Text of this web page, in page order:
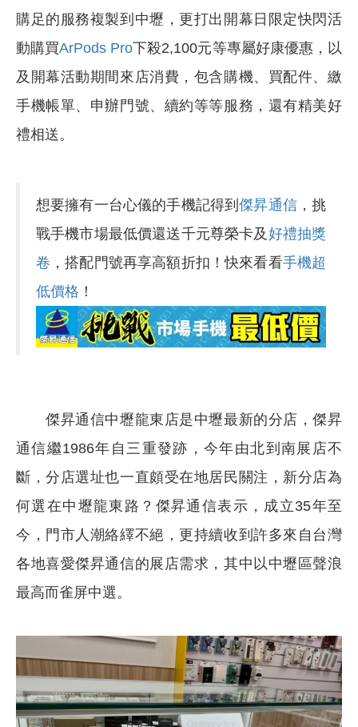
購足的服務複製到中壢，更打出開幕日限定快閃活
動購買ArPods Pro下殺2,100元等專屬好康優惠，以
及開幕活動期間來店消費，包含購機、買配件、繳
手機帳單、申辦門號、續約等等服務，還有精美好
禮相送。
想要擁有一台心儀的手機記得到傑昇通信，挑
戰手機市場最低價還送千元尊榮卡及 好禮抽獎
卷 ，搭配門號再享高額折扣！快來看看手機超
低價格 ！
傑昇通信中壢龍東店是中壢最新的分店，傑昇
通信繼1986年自三重發跡，今年由北到南展店不
斷，分店選址也一直頗受在地居民關注，新分店為
何選在中壢龍東路？傑昇通信表示，成立35年至
今，門市人潮絡繹不絕，更持續收到許多來自台灣
各地喜愛傑昇通信的展店需求，其中以中壢區聲浪
最高而雀屏中選。